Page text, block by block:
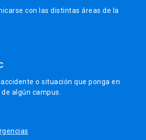
con las distintas áreas de la
o situación que ponga en
algún campus.